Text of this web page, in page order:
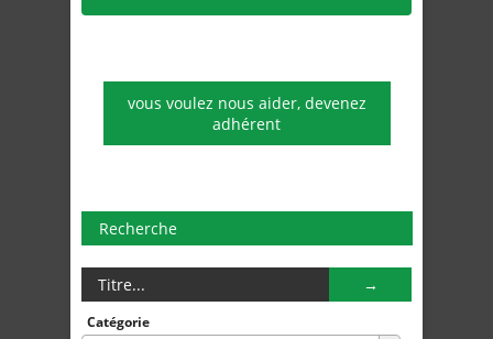
vous voulez nous aider, devenez
adhérent
Recherche
Catégorie